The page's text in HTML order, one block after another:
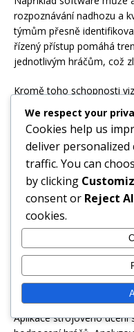
rozpoznávání nadhozu a
týmům přesně
řízený přístup pomáhá
jednotlivým hráčům, což
Kromě toho schopnosti
softwaru umožňují
mohou snadno
grafů a diagramů, což
provádění úprav.
Nové
Nové technologie, jako
učení, dále pokročují
mohou sledovat
poskytující poznatky o
Tato data mohou být
zlepšení výkonu.
Aplikace strojového učení
We respect your
Cookies help us
deliver personalized
traffic. You can
by clicking
consent or Reject
cookies.